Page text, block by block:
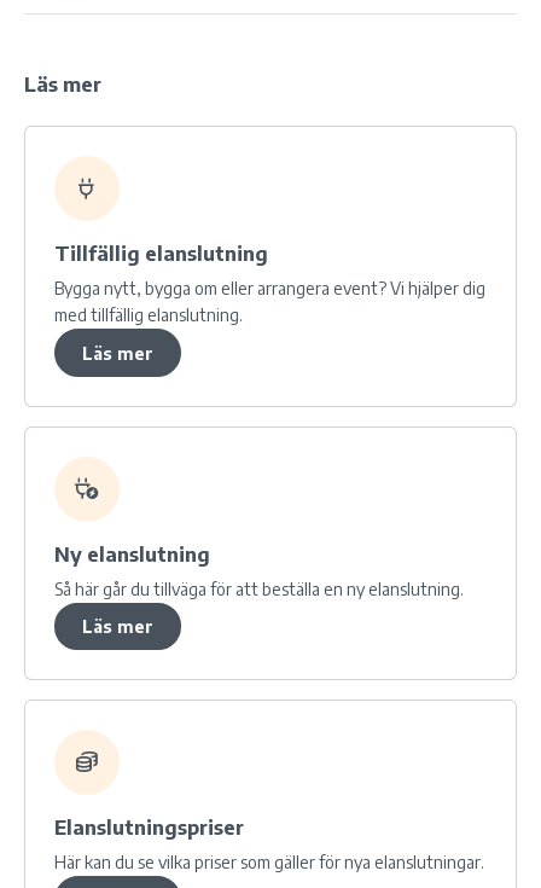
Läs mer
Tillfällig elanslutning
Bygga nytt, bygga om eller arrangera event? Vi hjälper dig
med tillfällig elanslutning.
Läs mer
Ny elanslutning
Så här går du tillväga för att beställa en ny elanslutning.
Läs mer
Elanslutningspriser
Här kan du se vilka priser som gäller för nya elanslutningar.